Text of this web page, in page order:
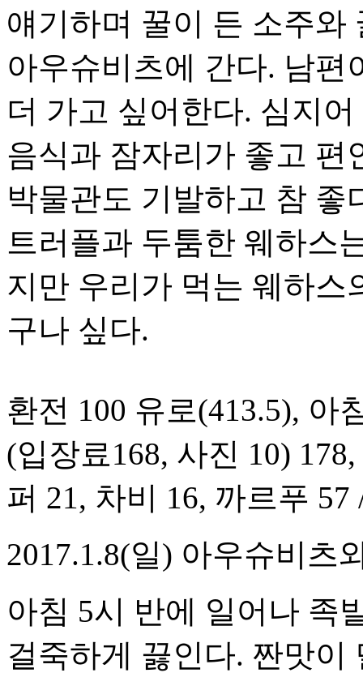
얘기하며 꿀이 든 소주와
아우슈비츠에 간다. 남편
더 가고 싶어한다. 심지
음식과 잠자리가 좋고 편
박물관도 기발하고 참 좋
트러플과 두툼한 웨하스
지만 우리가 먹는 웨하스
구나 싶다.
환전 100 유로(413.5), 아
(입장료168, 사진 10)
퍼 21, 차비 16, 까르푸
2017.1.8(일) 아우슈비츠
아침 5시 반에 일어나 족
걸죽하게 끓인다. 짠맛